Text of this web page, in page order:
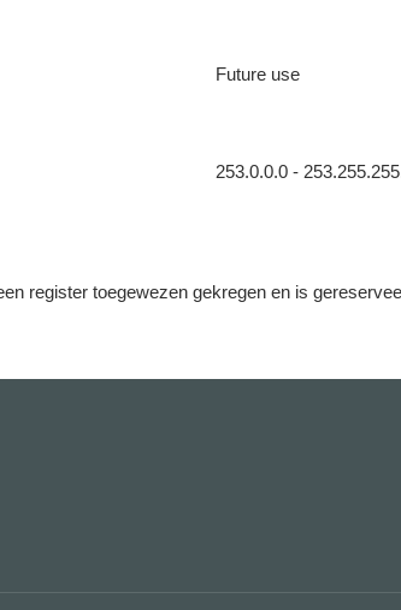
Future use
253.0.0.0 -
register toegewezen gekregen en is